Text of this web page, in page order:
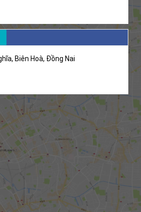
Biên Hoà, Đồng Nai